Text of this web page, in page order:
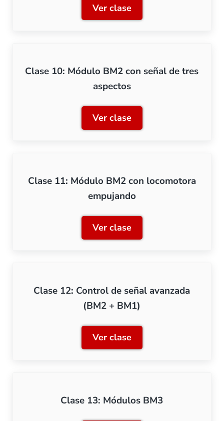
Ver claseClase 9: Módulos BM2.
Clase 10: Módulo BM2 con señal de tres
aspectos
Ver claseClase 10: Módulo BM2
Clase 11: Módulo BM2 con locomotora
empujando
Ver claseClase 11: Módulo BM2
Clase 12: Control de señal avanzada
(BM2 + BM1)
Ver claseClase 12: Control de
Clase 13: Módulos BM3